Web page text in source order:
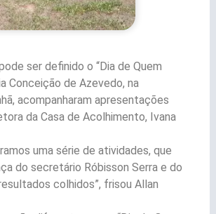
ser definido o “Dia de Quem
Conceição de Azevedo, na
acompanharam apresentações
da Casa de Acolhimento, Ivana
uma série de atividades, que
do secretário Róbisson Serra e do
colhidos”, frisou Allan